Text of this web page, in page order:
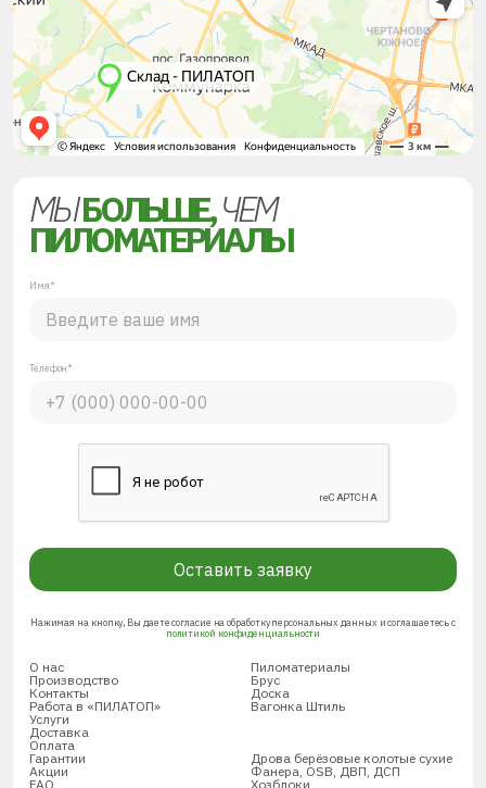
МЫБОЛЬШЕ,ЧЕМ
ПИЛОМАТЕРИАЛЫ
Имя*
Телефон*
Оставить заявку
Нажимая на кнопку, Вы даете согласие на обработку персональных данных и соглашаетесь с
политикой конфиденциальности
О нас
Производство
Контакты
Работа в «ПИЛАТОП»
Услуги
Доставка
Оплата
Гарантии
Акции
FAQ
Пиломатериалы
Брус
Доска
Вагонка Штиль
Дрова берёзовые колотые сухие
Фанера, OSB, ДВП, ДСП
Хозблоки